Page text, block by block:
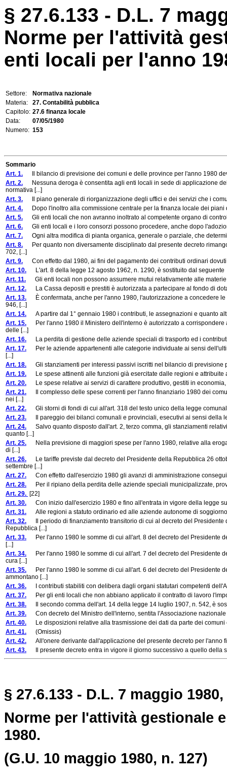
§ 27.6.133 - D.L. 7
Norme per l'attività
enti locali per l'anno
Settore:
Normativa nazionale
Materia:
27. Contabilità pubblica
Capitolo: 27.6 finanza locale
Data:
07/05/1980
Numero: 153
Sommario
Art. 1. Il bilancio di previsione dei comuni e delle province per l'anno 1980
Art. 2. Nessuna deroga è consentita agli enti locali in sede di applicazione
normativa [...]
Art. 3. Il piano generale di riorganizzazione degli uffici e dei servizi che i
Art. 4. Dopo l'inoltro alla commissione centrale per la finanza locale dei piani
Art. 5. Gli enti locali che non avranno inoltrato al competente organo di
Art. 6. Gli enti locali e i loro consorzi possono procedere, anche dopo
Art. 7. Ogni altra modifica di pianta organica, generale o parziale, che
Art. 8. Per quanto non diversamente disciplinato dal presente decreto
702, [...]
Art. 9. Con effetto dal 1980, ai fini del pagamento dei contributi ordinari
Art. 10. L'art. 8 della legge 12 agosto 1962, n. 1290, è sostituito dal seguente
Art. 11. Gli enti locali non possono assumere mutui relativamente alle
Art. 12. La Cassa depositi e prestiti è autorizzata a partecipare al fondo di
Art. 13. È confermata, anche per l'anno 1980, l'autorizzazione a concedere
946, [...]
Art. 14. A partire dal 1° gennaio 1980 i contributi, le assegnazioni e quanto
Art. 15. Per l'anno 1980 il Ministero dell'interno è autorizzato a corrispondere
delle [...]
Art. 16. La perdita di gestione delle aziende speciali di trasporto ed i
Art. 17. Per le aziende appartenenti alle categorie individuate ai sensi
[...]
Art. 18. Gli stanziamenti per interessi passivi iscritti nel bilancio di previsione
Art. 19. Le spese attinenti alle funzioni già esercitate dalle regioni e attribuite
Art. 20. Le spese relative ai servizi di carattere produttivo, gestiti in
Art. 21. Il complesso delle spese correnti per l'anno finanziario 1980 dei
nei [...]
Art. 22. Gli storni di fondi di cui all'art. 318 del testo unico della legge
Art. 23. Il pareggio dei bilanci comunali e provinciali, esecutivi ai sensi della
Art. 24. Salvo quanto disposto dall'art. 2, terzo comma, gli stanziamenti
quanto [...]
Art. 25. Nella previsione di maggiori spese per l'anno 1980, relative alla
di [...]
Art. 26. Le tariffe previste dal decreto del Presidente della Repubblica 26
settembre [...]
Art. 27. Con effetto dall'esercizio 1980 gli avanzi di amministrazione
Art. 28. Per il ripiano della perdita delle aziende speciali municipalizzate,
Art. 29. [22]
Art. 30. Con inizio dall'esercizio 1980 e fino all'entrata in vigore della legge
Art. 31. Alle regioni a statuto ordinario ed alle aziende autonome di
Art. 32. Il periodo di finanziamento transitorio di cui al decreto del Presidente
Repubblica [...]
Art. 33. Per l'anno 1980 le somme di cui all'art. 8 del decreto del Presidente
[...]
Art. 34. Per l'anno 1980 le somme di cui all'art. 7 del decreto del Presidente
cura [...]
Art. 35. Per l'anno 1980 le somme di cui all'art. 6 del decreto del Presidente
ammontano [...]
Art. 36. I contributi stabiliti con delibera dagli organi statutari competenti
Art. 37. Per gli enti locali che non abbiano applicato il contratto di lavoro
Art. 38. Il secondo comma dell'art. 14 della legge 14 luglio 1907, n. 542, è
Art. 39. Con decreto del Ministro dell'interno, sentita l'Associazione nazionale
Art. 40. Le disposizioni relative alla trasmissione dei dati da parte dei comuni
Art. 41. (Omissis)
Art. 42. All'onere derivante dall'applicazione del presente decreto per l'anno
Art. 43. Il presente decreto entra in vigore il giorno successivo a quello della
§ 27.6.133 - D.L. 7 maggio
Norme per l'attività gestionale
1980.
(G.U. 10 maggio 1980, n. 127)